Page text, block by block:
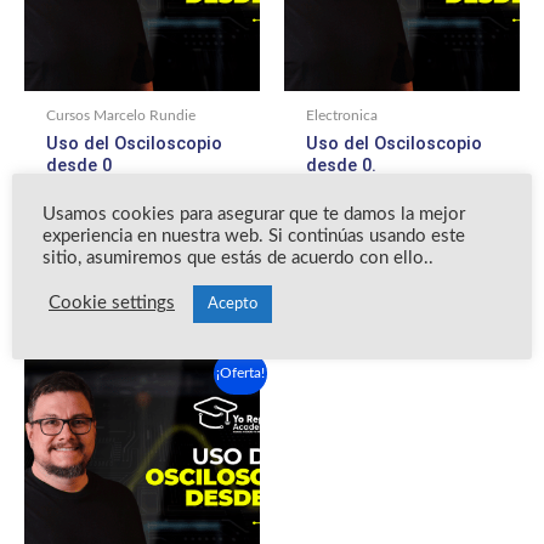
Cursos Marcelo Rundie
Uso del Osciloscopio
desde 0
Valorado
con
0
de
$150.00 $60.00
Añadir al carrito
Electronica
Uso del Osciloscopio
desde 0.
Valorado
con
0
de
$150.00 $60.00
Add to cart
¡Oferta!
original
$150.00.
actual
es:
$60.00.
Usamos cookies para asegurar que te damos la mejor
experiencia en nuestra web. Si continúas usando este
sitio, asumiremos que estás de acuerdo con ello..
Cookie settings Acepto